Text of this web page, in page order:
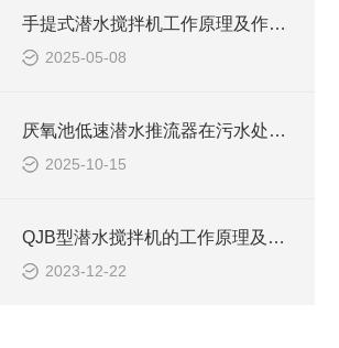
手提式潜水搅拌机工作原理及作用特点、安装图、CAD结构图
2025-05-08
厌氧池低速潜水推流器在污水处理中的作用
2025-10-15
QJB型潜水搅拌机的工作原理及作用特点、安装系统CAD结构图
2023-12-22